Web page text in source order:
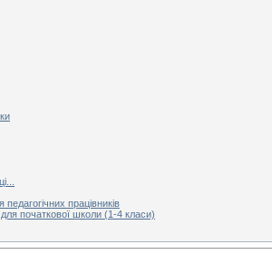
педагогічних працівників
початкової школи (1-4 класи)